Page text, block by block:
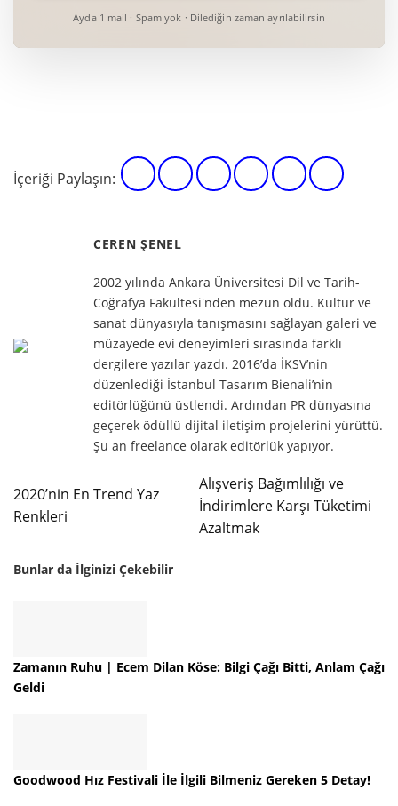
Ayda 1 mail · Spam yok · Dilediğin zaman ayrılabilirsin
İçeriği Paylaşın:
CEREN ŞENEL
2002 yılında Ankara Üniversitesi Dil ve Tarih-
Coğrafya Fakültesi'nden mezun oldu. Kültür ve
sanat dünyasıyla tanışmasını sağlayan galeri ve
müzayede evi deneyimleri sırasında farklı
dergilere yazılar yazdı. 2016’da İKSV’nin
düzenlediği İstanbul Tasarım Bienali’nin
editörlüğünü üstlendi. Ardından PR dünyasına
geçerek ödüllü dijital iletişim projelerini yürüttü.
Şu an freelance olarak editörlük yapıyor.
2020’nin En Trend Yaz
Renkleri
Alışveriş Bağımlılığı ve
İndirimlere Karşı Tüketimi
Azaltmak
Bunlar da İlginizi Çekebilir
Zamanın Ruhu | Ecem Dilan Köse: Bilgi Çağı Bitti, Anlam Çağı
Geldi
Goodwood Hız Festivali İle İlgili Bilmeniz Gereken 5 Detay!